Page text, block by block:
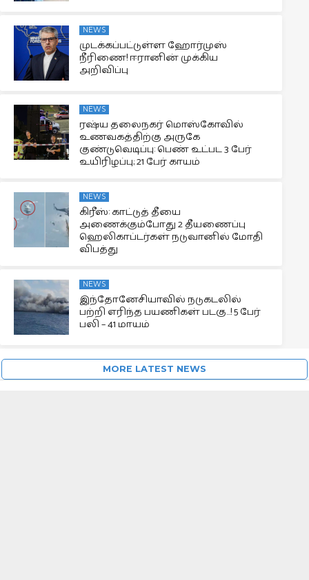
NEWS
முடக்கப்பட்டுள்ள ஹோர்முஸ்
நீரிணை! ஈரானின் முக்கிய
அறிவிப்பு
NEWS
ரஷ்ய தலைநகர் மொஸ்கோவில்
உணவகத்திற்கு அருகே
குண்டுவெடிப்பு: பெண் உட்பட 3 பேர்
உயிரிழப்பு; 21 பேர் காயம்
NEWS
கிரீஸ்: காட்டுத் தீயை
அணைக்கும்போது 2 தீயணைப்பு
ஹெலிகாப்டர்கள் நடுவானில் மோதி
விபத்து
NEWS
இந்தோனேசியாவில் நடுகடலில்
பற்றி எரிந்த பயணிகள் படகு…! 5 பேர்
பலி – 41 மாயம்
MORE LATEST NEWS